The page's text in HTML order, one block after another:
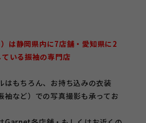
は静岡県内に7店舗・愛知県に2
いる振袖の専門店
はもちろん、お持ち込みの衣装
袖など）での写真撮影も承ってお